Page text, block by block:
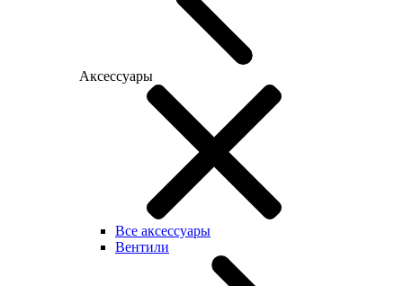
Аксессуары
Все аксессуары
Вентили